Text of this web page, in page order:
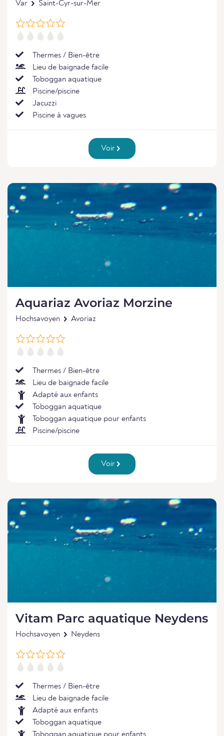
Var Saint-Cyr-sur-Mer
Thermes / Bien-être
Lieu de baignade facile
Toboggan aquatique
Piscine/piscine
Jacuzzi
Piscine à vagues
Voir
Aquariaz Avoriaz Morzine
Hochsavoyen Avoriaz
Thermes / Bien-être
Lieu de baignade facile
Adapté aux enfants
Toboggan aquatique
Toboggan aquatique pour enfants
Piscine/piscine
Voir
Vitam Parc aquatique Neydens
Hochsavoyen Neydens
Thermes / Bien-être
Lieu de baignade facile
Adapté aux enfants
Toboggan aquatique